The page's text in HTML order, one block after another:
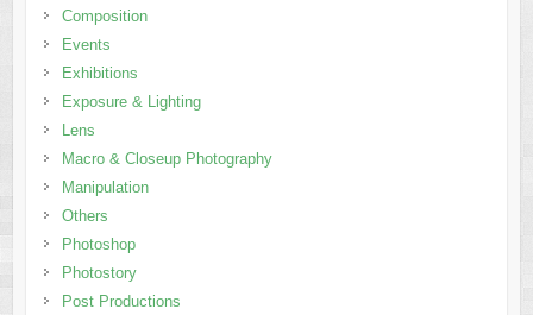
Composition
Events
Exhibitions
Exposure & Lighting
Lens
Macro & Closeup Photography
Manipulation
Others
Photoshop
Photostory
Post Productions